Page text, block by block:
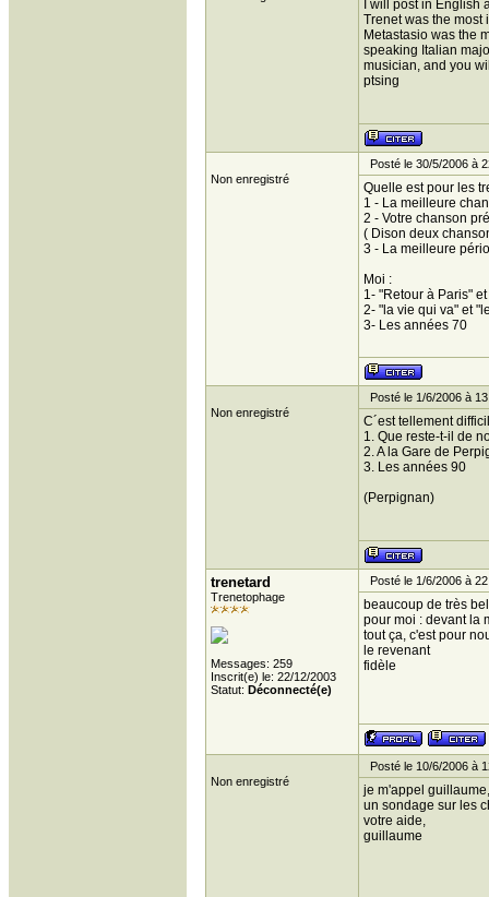
I will post in
Trenet was the most
Metastasio was the
speaking Italian
musician, and you
ptsing
Non enregistré
Posté le 30/5/2006 à
Quelle est pour les
1 - La meilleure
2 - Votre chanson
( Dison deux
3 - La meilleure
Moi :
1- "Retour à Paris"
2- "la vie qui va" et
3- Les années 70
Non enregistré
Posté le 1/6/2006 à
C´est tellement
1. Que reste-t-il de
2. A la Gare de
3. Les années 90
(Perpignan)
trenetard
Trenetophage
Messages: 259
Inscrit(e) le: 22/12/2003
Statut: Déconnecté(e)
Posté le 1/6/2006 à
beaucoup de très
pour moi : devant la
tout ça, c'est pour
le revenant
fidèle
Non enregistré
Posté le 10/6/2006 à
je m'appel
un sondage sur les
votre aide,
guillaume